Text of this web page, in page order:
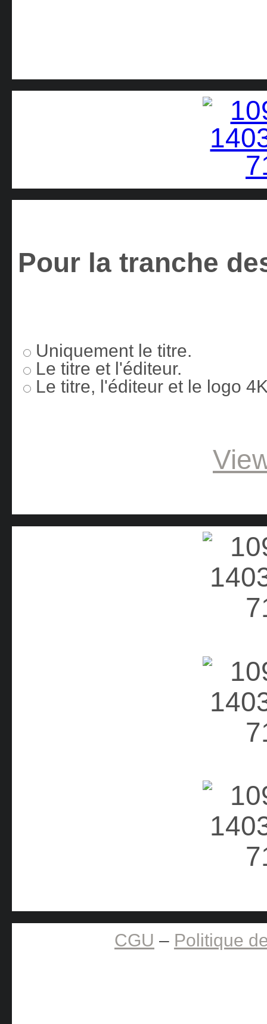
Pour la tranche
Uniquement le titre.
Le titre et l'éditeur.
Le titre, l'éditeur et le logo
CGU – Politique